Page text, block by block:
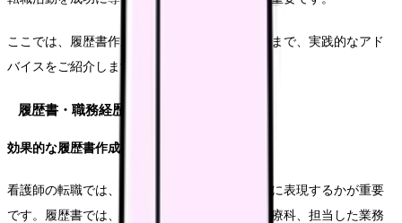
ここでは、履歴書作成から面接対策、給与交渉まで、実践的なアド
バイスをご紹介します。
履歴書・職務経歴書対策
効果的な履歴書作成のポイント
看護師の転職では、これまでの経験をどのように表現するかが重要
です。履歴書では、資格取得状況や経験した診療科、担当した業務